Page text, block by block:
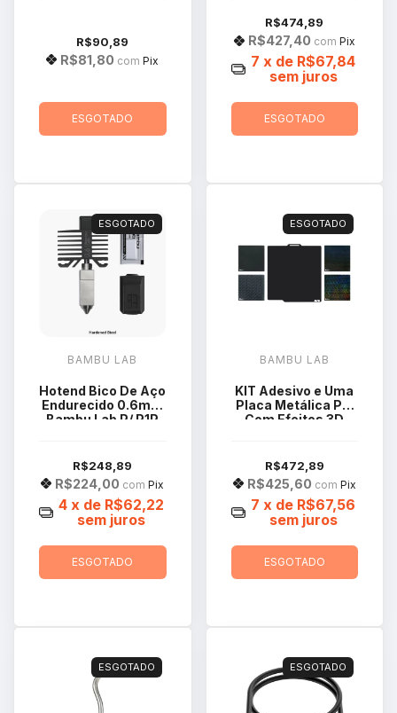
R$90,89
R$81,80 com Pix
ESGOTADO
R$474,89
R$427,40 com Pix
7 x de R$67,84
sem juros
ESGOTADO
ESGOTADO
BAMBU LAB
Hotend Bico De Aço
Endurecido 0.6mm
Bambu Lab P/ P1P
R$248,89
R$224,00 com Pix
4 x de R$62,22
sem juros
ESGOTADO
ESGOTADO
BAMBU LAB
KIT Adesivo e Uma
Placa Metálica PEI
Com Efeitos 3D
R$472,89
R$425,60 com Pix
7 x de R$67,56
sem juros
ESGOTADO
ESGOTADO ESGOTADO